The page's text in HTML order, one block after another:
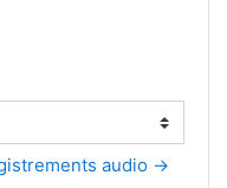
audio →